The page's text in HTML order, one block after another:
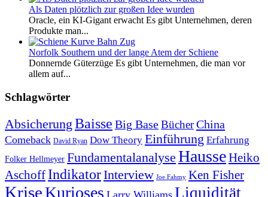
Als Daten plötzlich zur großen Idee wurden
Oracle, ein KI-Gigant erwacht Es gibt Unternehmen, deren
Produkte man...
Norfolk Southern und der lange Atem der Schiene
Donnernde Güterzüge Es gibt Unternehmen, die man vor
allem auf...
Schlagwörter
Absicherung Baisse Big BaseBücherChina
Comeback David Ryan Dow Theory Einführung Erfahrung
Folker Hellmeyer Fundamentalanalyse HausseHeiko
Aschoff IndikatorInterview Joe Fahmy Ken Fisher
KriseKurioses Larry Williams Liquidität